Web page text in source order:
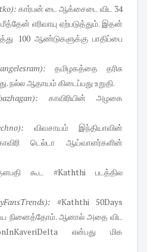
கார்பன் டை ஆக்சைடை விட 34
எரிவாயு ஏற்படுத்தும். இதன்
100 ஆண்டுகளுக்கு பாதிப்பை
தமிழகத்தை தரிசு
நல்ல ஆதாயம் கிடைப்பது உறுதி.
காவிரியின் அழகை
விவசாயம் இந்தியாவின்
டெல்டா ஆய்வாளர்களின்
கூட #Kaththi படத்தில
#Kaththi 50Days
நினைத்தோம். ஆனால் அதை விட
என்பது மிக